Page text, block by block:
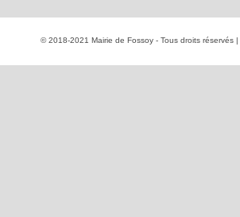
© 2018-2021 Mairie de Fossoy - Tous droits réservés |